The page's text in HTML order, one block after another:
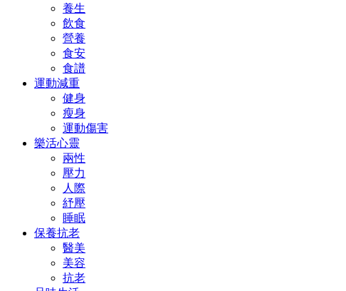
養生
飲食
營養
食安
食譜
運動減重
健身
瘦身
運動傷害
樂活心靈
兩性
壓力
人際
紓壓
睡眠
保養抗老
醫美
美容
抗老